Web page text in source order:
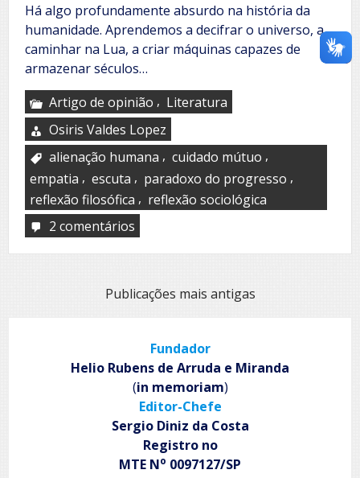
Há algo profundamente absurdo na história da
humanidade. Aprendemos a decifrar o universo, a
caminhar na Lua, a criar máquinas capazes de
armazenar séculos…
Artigo de opinião , Literatura
Osiris Valdes Lopez
alienação humana , cuidado mútuo ,
empatia , escuta , paradoxo do progresso ,
reflexão filosófica , reflexão sociológica
2 comentários
ruido
mundo
y
bueno
NavegaçãoPublicações mais antigas
Fundador
Helio Rubens de Arruda e Miranda
(in memoriam)
Editor-Chefe
Sergio Diniz da Costa
Registro no
MTE No 0097127/SP